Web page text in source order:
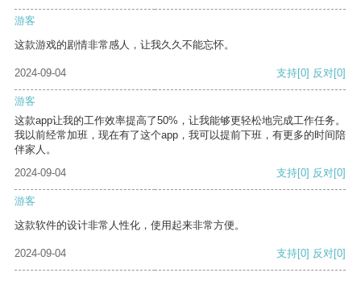
游客
这款游戏的剧情非常感人，让我久久不能忘怀。
2024-09-04 支持[0] 反对[0]
游客
这款app让我的工作效率提高了50%，让我能够更轻松地完成工作任务。
我以前经常加班，现在有了这个app，我可以提前下班，有更多的时间陪
伴家人。
2024-09-04
支持[0] 反对[0]
游客
这款软件的设计非常人性化，使用起来非常方便。
2024-09-04 支持[0] 反对[0]